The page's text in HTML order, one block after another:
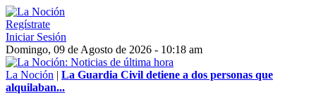
Regístrate
Iniciar Sesión
Domingo, 09 de Agosto de 2026 - 10:18 am
La Noción | La Guardia Civil detiene a dos personas que
alquilaban...